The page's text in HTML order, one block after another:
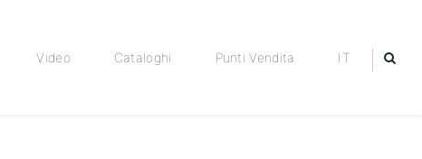
Video Cataloghi Punti Vendita IT